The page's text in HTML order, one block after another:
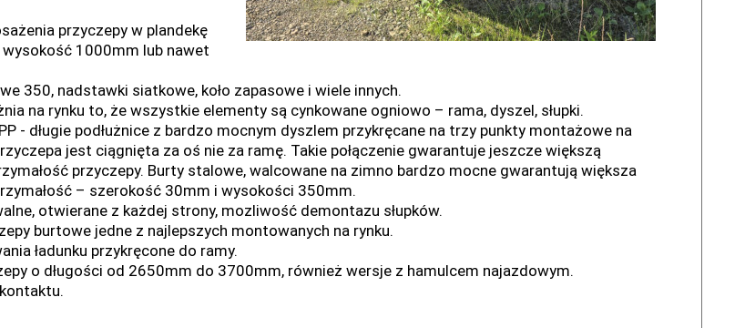
przyczepy w plandekę
wysokość 1000mm lub nawet
350, nadstawki siatkowe, koło zapasowe i wiele innych.
na rynku to, że wszystkie elementy są cynkowane ogniowo – rama, dyszel, słupki.
- długie podłużnice z bardzo mocnym dyszlem przykręcane na trzy punkty montażowe na
jest ciągnięta za oś nie za ramę. Takie połączenie gwarantuje jeszcze większą
przyczepy. Burty stalowe, walcowane na zimno bardzo mocne gwarantują większa
– szerokość 30mm i wysokości 350mm.
otwierane z każdej strony, mozliwość demontazu słupków.
burtowe jedne z najlepszych montowanych na rynku.
ładunku przykręcone do ramy.
o długości od 2650mm do 3700mm, również wersje z hamulcem najazdowym.